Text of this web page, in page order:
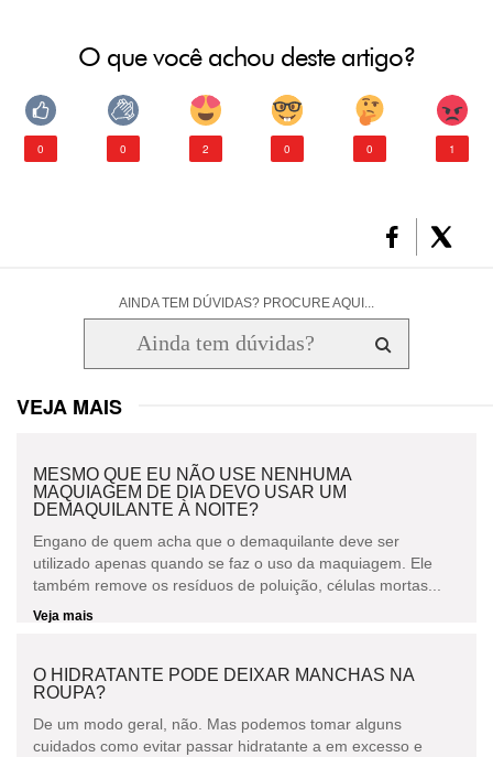
O que você achou deste artigo?
0 0 2 0 0 1
AINDA TEM DÚVIDAS? PROCURE AQUI...
VEJA MAIS
MESMO QUE EU NÃO USE NENHUMA
MAQUIAGEM DE DIA DEVO USAR UM
DEMAQUILANTE À NOITE?
Engano de quem acha que o demaquilante deve ser
utilizado apenas quando se faz o uso da maquiagem. Ele
também remove os resíduos de poluição, células mortas...
Veja mais
O HIDRATANTE PODE DEIXAR MANCHAS NA
ROUPA?
De um modo geral, não. Mas podemos tomar alguns
cuidados como evitar passar hidratante a em excesso e